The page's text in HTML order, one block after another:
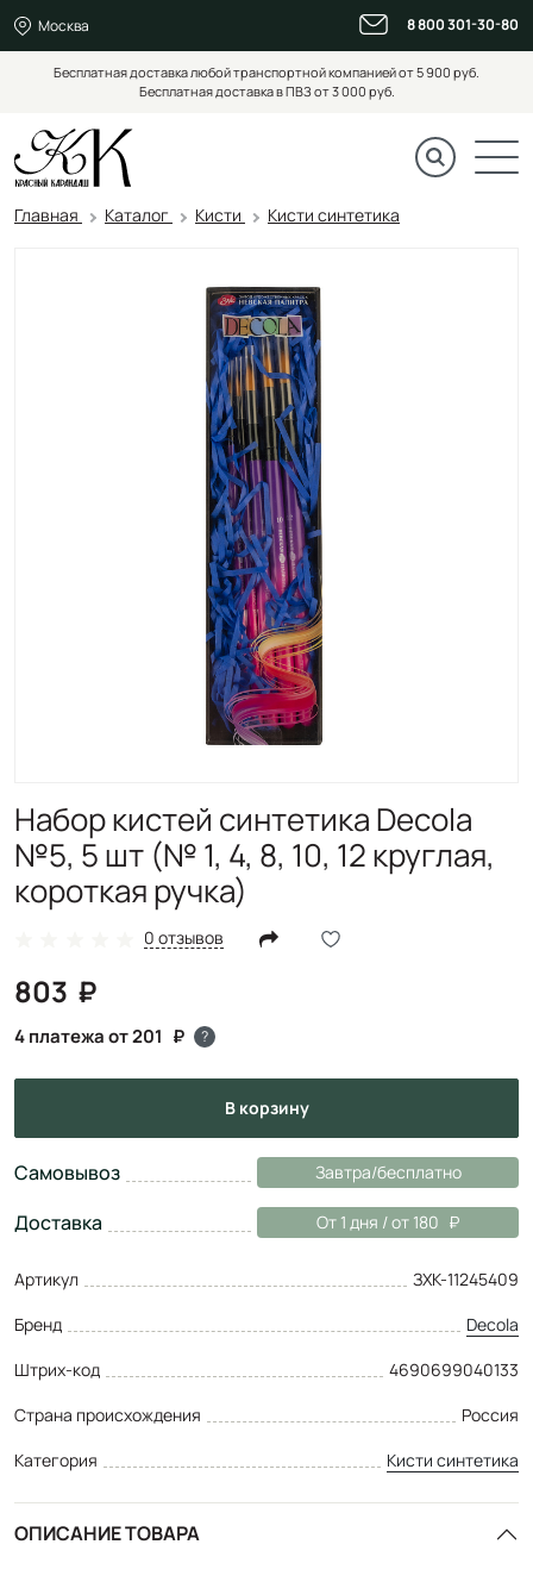
Москва 8 800 301-30-80
Бесплатная доставка любой транспортной компанией от 5 900 руб.
Бесплатная доставка в ПВЗ от 3 000 руб.
Главная Каталог Кисти Кисти синтетика
Набор кистей синтетика Decola
№5, 5 шт (№ 1, 4, 8, 10, 12 круглая,
короткая ручка)
0 отзывов
803
4 платежа от 201 ?
в корзину
Самовывоз Завтра/бесплатно
Доставка От 1 дня / от 180
Артикул
ЗХК-11245409
Бренд
Decola
Штрих-код
4690699040133
Страна происхождения
Россия
Категория
Кисти синтетика
ОПИСАНИЕ ТОВАРА